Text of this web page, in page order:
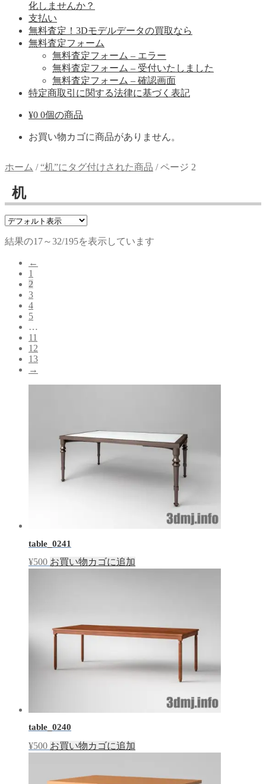
化しませんか？
支払い
無料査定！3Dモデルデータの買取なら
無料査定フォーム
無料査定フォーム – エラー
無料査定フォーム – 受付いたしました
無料査定フォーム – 確認画面
特定商取引に関する法律に基づく表記
¥0 0個の商品
お買い物カゴに商品がありません。
ホーム /“机”にタグ付けされた商品 /ページ 2
机
結果の17～32/195を表示しています
←
1
2
3
4
5
…
11
12
13
→
table_0241
¥500 お買い物カゴに追加
table_0240
¥500 お買い物カゴに追加